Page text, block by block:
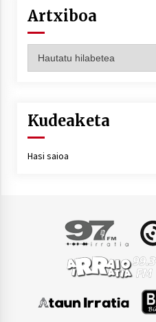
Artxiboa
Kudeaketa
Hasi saioa